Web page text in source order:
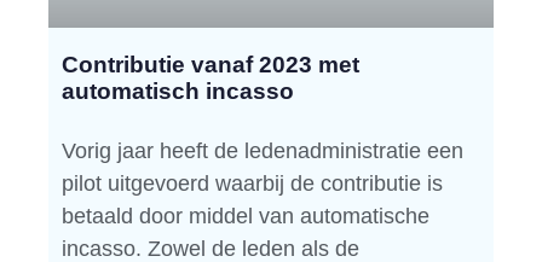
Contributie vanaf 2023 met
automatisch incasso
Vorig jaar heeft de ledenadministratie een
pilot uitgevoerd waarbij de contributie is
betaald door middel van automatische
incasso. Zowel de leden als de